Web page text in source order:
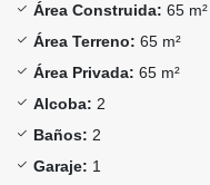
Área Construida: 65 m²
Área Terreno: 65 m²
Área Privada: 65 m²
Alcoba: 2
Baños: 2
Garaje: 1